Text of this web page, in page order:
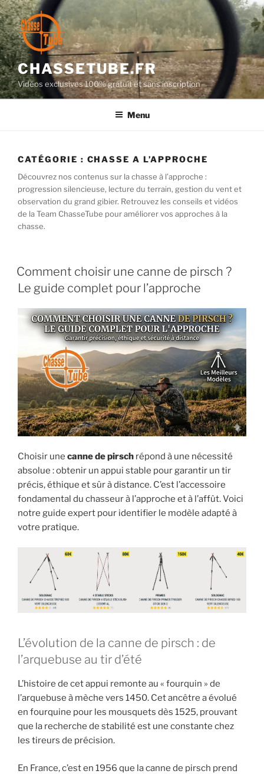
Aller
au
contenu
principal
CHASSETUBE.FR
Vidéos exclusives 100% gratuit et sans inscription
Menu
CATÉGORIE : CHASSE A L’APPROCHE
Découvrez nos contenus sur la chasse à l’approche :
progression silencieuse, lecture du terrain, gestion du vent et
observation du grand gibier. Retrouvez les conseils et vidéos
de la Team ChasseTube pour améliorer vos approches à la
chasse.
PUBLIÉ
LE
Comment choisir une canne de pirsch ?
Le guide complet pour l’approche
Choisir une canne de pirsch répond à une nécessité
absolue : obtenir un appui stable pour garantir un tir
précis, éthique et sûr à distance. C’est l’accessoire
fondamental du chasseur à l’approche et à l’affût. Voici
notre guide expert pour identifier le modèle adapté à
votre pratique.
L’évolution de la canne de pirsch : de
l’arquebuse au tir d’été
L’histoire de cet appui remonte au « fourquin » de
l’arquebuse à mèche vers 1450. Cet ancêtre a évolué
en fourquine pour les mousquets dès 1525, prouvant
que la recherche de stabilité est une constante chez
les tireurs de précision.
En France, c’est en 1956 que la canne de pirsch prend